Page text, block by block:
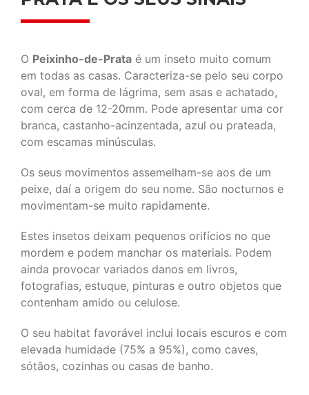
O Peixinho-de-Prata é um inseto muito comum
em todas as casas. Caracteriza-se pelo seu corpo
oval, em forma de lágrima, sem asas e achatado,
com cerca de 12-20mm. Pode apresentar uma cor
branca, castanho-acinzentada, azul ou prateada,
com escamas minúsculas.
Os seus movimentos assemelham-se aos de um
peixe, daí a origem do seu nome. São nocturnos e
movimentam-se muito rapidamente.
Estes insetos deixam pequenos orifícios no que
mordem e podem manchar os materiais. Podem
ainda provocar variados danos em livros,
fotografias, estuque, pinturas e outro objetos que
contenham amido ou celulose.
O seu habitat favorável inclui locais escuros e com
elevada humidade (75% a 95%), como caves,
sótãos, cozinhas ou casas de banho.